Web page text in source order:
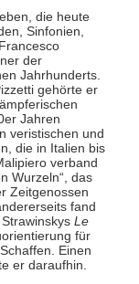
die heute
Sinfonien,
der
Jahrhunderts.
gehörte er
Jahren
veristischen und
die in Italien bis
verband
Wurzeln“, das
Zeitgenossen
fand
Le
für
Einen
er daraufhin.